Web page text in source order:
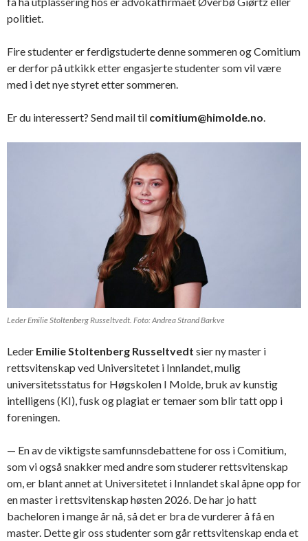
politiet.
Fire studenter er ferdigstuderte denne sommeren og Comitium
er derfor på utkikk etter engasjerte studenter som vil være
med i det nye styret etter sommeren.
Er du interessert? Send mail til comitium@himolde.no.
Leder Emilie Stoltenberg Russeltvedt. Foto: Andrea Strand Barkve
Leder Emilie Stoltenberg Russeltvedt sier ny master i
rettsvitenskap ved Universitetet i Innlandet, mulig
universitetsstatus for Høgskolen I Molde, bruk av kunstig
intelligens (KI), fusk og plagiat er temaer som blir tatt opp i
foreningen.
— En av de viktigste samfunnsdebattene for oss i Comitium,
som vi også snakker med andre som studerer rettsvitenskap
om, er blant annet at Universitetet i Innlandet skal åpne opp for
en master i rettsvitenskap høsten 2026. De har jo hatt
bacheloren i mange år nå, så det er bra de vurderer å få en
master. Dette gir oss studenter som går rettsvitenskap enda et